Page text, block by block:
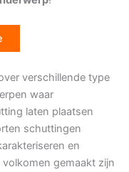
verschillende type
waar
laten plaatsen
schuttingen
en
gemaakt zijn